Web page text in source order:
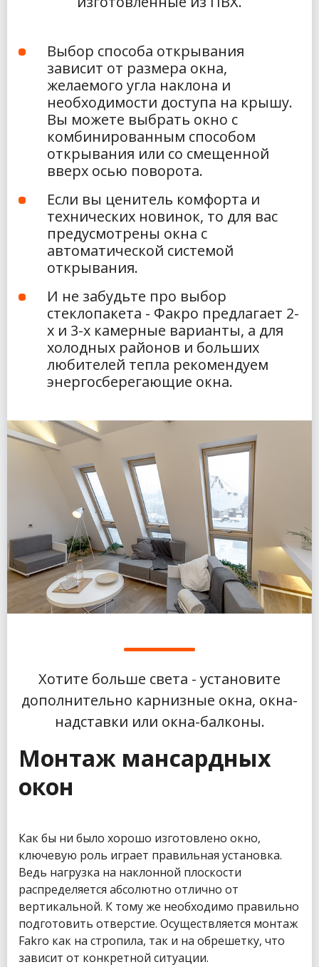
Выбор способа открывания
зависит от размера окна,
желаемого угла наклона и
необходимости доступа на крышу.
Вы можете выбрать окно с
комбинированным способом
открывания или со смещенной
вверх осью поворота.
Если вы ценитель комфорта и
технических новинок, то для вас
предусмотрены окна с
автоматической системой
открывания.
И не забудьте про выбор
стеклопакета - Факро предлагает 2-
х и 3-х камерные варианты, а для
холодных районов и больших
любителей тепла рекомендуем
энергосберегающие окна.
Хотите больше света - установите
дополнительно карнизные окна, окна-
надставки или окна-балконы.
Монтаж мансардных
окон
Как бы ни было хорошо изготовлено окно,
ключевую роль играет правильная установка.
Ведь нагрузка на наклонной плоскости
распределяется абсолютно отлично от
вертикальной. К тому же необходимо правильно
подготовить отверстие. Осуществляется монтаж
Fakro как на стропила, так и на обрешетку, что
зависит от конкретной ситуации.